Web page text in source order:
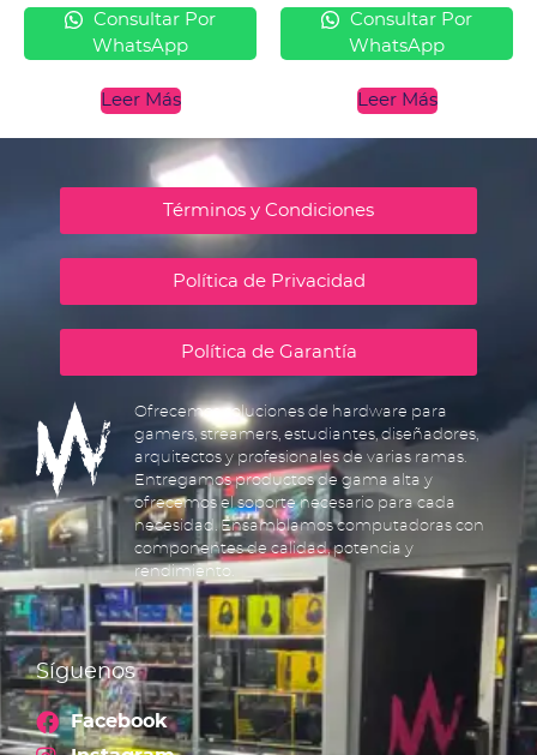
Consultar Por
WhatsApp
Leer Más
Consultar Por
WhatsApp
Leer Más
Términos y Condiciones
Política de Privacidad
Política de Garantía
Ofrecemos soluciones de hardware para
gamers, streamers, estudiantes, diseñadores,
arquitectos y profesionales de varias ramas.
Entregamos productos de gama alta y
ofrecemos el soporte necesario para cada
necesidad. Ensamblamos computadoras con
componentes de calidad, potencia y
rendimiento.
Síguenos
Facebook